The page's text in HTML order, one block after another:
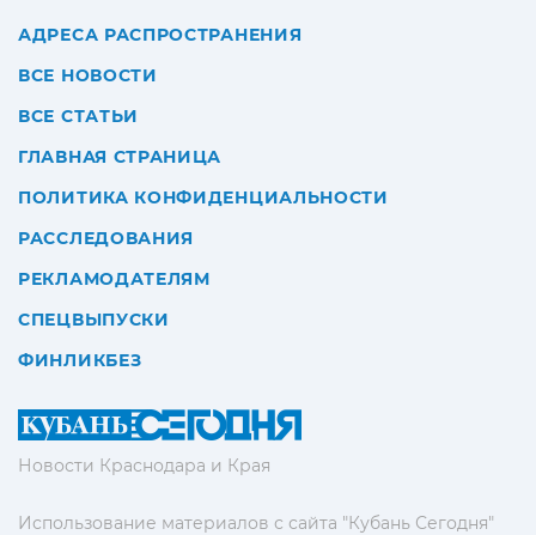
Новости Краснодара и Края
Использование материалов с сайта "Кубань Сегодня"
АДРЕСА РАСПРОСТРАНЕНИЯ
ВСЕ НОВОСТИ
ВСЕ СТАТЬИ
ГЛАВНАЯ СТРАНИЦА
ПОЛИТИКА КОНФИДЕНЦИАЛЬНОСТИ
РАССЛЕДОВАНИЯ
РЕКЛАМОДАТЕЛЯМ
СПЕЦВЫПУСКИ
ФИНЛИКБЕЗ